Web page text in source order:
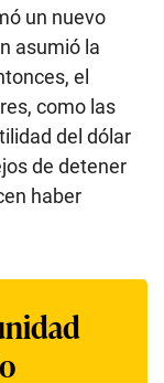
un nuevo
asumió la
el
como las
del dólar
de detener
haber